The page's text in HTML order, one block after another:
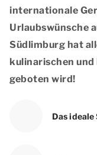
internationale
Urlaubswünsche
Südlimburg hat
kulinarischen
geboten wird!
Das ideale